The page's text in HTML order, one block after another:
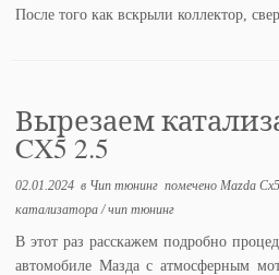
После того как вскрыли коллектор,
Вырезаем
CX5 2.5
02.01.2024 в Чип тюнинг помечено Mazda
катализатора/чип тюнинг
В этот раз расскажем подробно
автомобиле Мазда с атмосферным